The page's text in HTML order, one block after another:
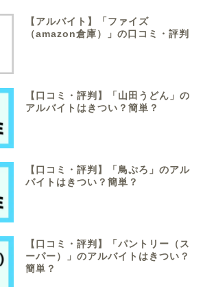
【アルバイト】「ファイズ
（amazon倉庫）」の口コミ・評判
【口コミ・評判】「山田うどん」の
アルバイトはきつい？簡単？
【口コミ・評判】「鳥ぷろ」のアル
バイトはきつい？簡単？
【口コミ・評判】「パントリー（ス
ーパー）」のアルバイトはきつい？
簡単？